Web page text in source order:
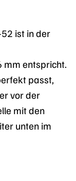
ist in der
mm entspricht.
passt,
vor der
mit den
unten im